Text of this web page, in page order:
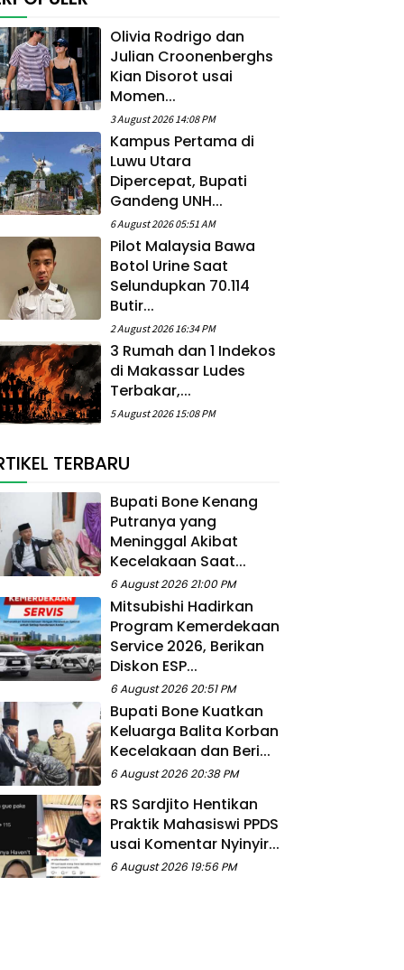
Olivia Rodrigo dan
Julian Croonenberghs
Kian Disorot usai
Momen...
3 August 2026 14:08 PM
Kampus Pertama di
Luwu Utara
Dipercepat, Bupati
Gandeng UNH...
6 August 2026 05:51 AM
Pilot Malaysia Bawa
Botol Urine Saat
Selundupkan 70.114
Butir...
2 August 2026 16:34 PM
3 Rumah dan 1 Indekos
di Makassar Ludes
Terbakar,...
5 August 2026 15:08 PM
TERBARU
Bupati Bone Kenang
Putranya yang
Meninggal Akibat
Kecelakaan Saat...
6 August 2026 21:00 PM
Mitsubishi Hadirkan
Program Kemerdekaan
Service 2026, Berikan
Diskon ESP...
6 August 2026 20:51 PM
Bupati Bone Kuatkan
Keluarga Balita Korban
Kecelakaan dan Beri...
6 August 2026 20:38 PM
RS Sardjito Hentikan
Praktik Mahasiswi PPDS
usai Komentar Nyinyir...
6 August 2026 19:56 PM